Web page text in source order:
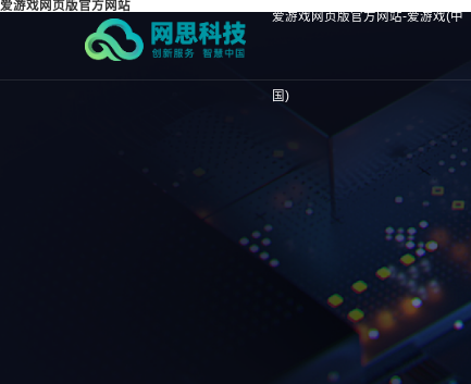
爱游戏网页版官方网站
爱游戏网页版官方网站-爱游戏(中
国)